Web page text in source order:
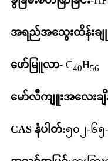
အရည်အသွေးထိန်းချု
ဖော်မြူလာ- C40H56
မော်လီကျူးအလေးချိ
CAS နံပါတ်:၅၀၂-၆၅